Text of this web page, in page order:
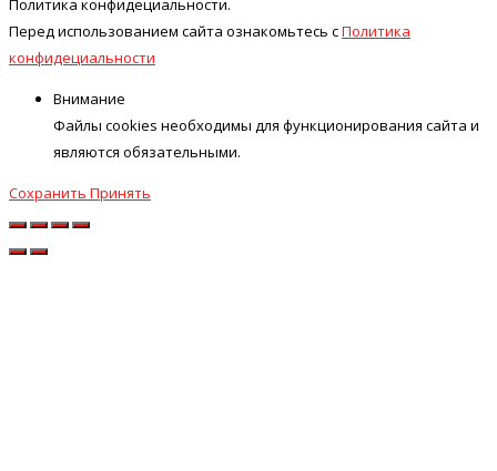
Политика конфидециальности.
Перед использованием сайта ознакомьтесь сПолитика
конфидециальности
Внимание
Файлы cookies необходимы для функционирования сайта и
являются обязательными.
Сохранить Принять